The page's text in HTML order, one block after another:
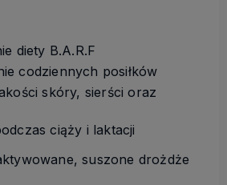
diety B.A.R.F
codziennych posiłków
skóry, sierści oraz
ciąży i laktacji
suszone drożdże